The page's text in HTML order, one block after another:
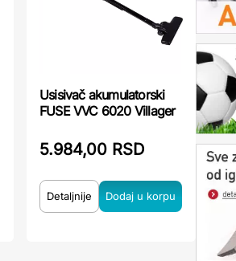
Usisivač akumulatorski
FUSE VVC 6020 Villager
5.984,00 RSD
Detaljnije